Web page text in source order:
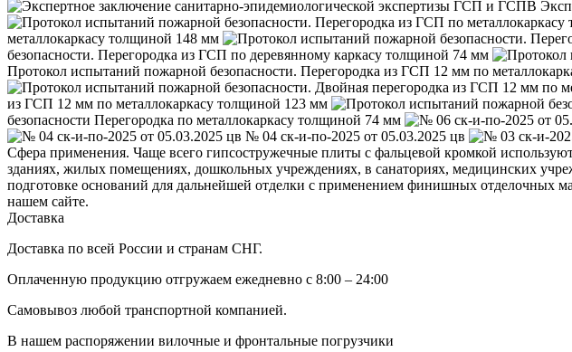
металлокаркасу толщиной 148 мм
безопасности. Перегородка из ГСП по деревянному каркасу толщиной 74 мм
Протокол испытаний пожарной безопасности. Перегородка из ГСП 12 мм по
из ГСП 12 мм по металлокаркасу толщиной 123 мм
безопасности Перегородка по металлокаркасу толщиной 74 мм
№ 04 ск-и-по-2025 от 05.03.2025 цв
Сфера применения. Чаще всего гипсостружечные плиты с фальцевой кромкой
зданиях, жилых помещениях, дошкольных учреждениях, в санаториях, медицинских
подготовке оснований для дальнейшей отделки с применением финишных отделочных
нашем сайте.
Доставка
Доставка по всей России и странам СНГ.
Оплаченную продукцию отгружаем ежедневно с 8:00 – 24:00
Самовывоз любой транспортной компанией.
В нашем распоряжении вилочные и фронтальные погрузчики